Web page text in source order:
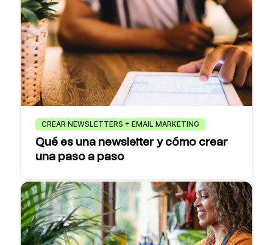
CREAR NEWSLETTERS + EMAIL MARKETING
Qué es una newsletter y cómo crear
una paso a paso